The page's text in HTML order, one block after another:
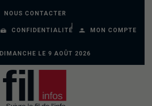
NOUS CONTACTER
CONFIDENTIALITÉ MON COMPTE
DIMANCHE LE 9 AOÛT 2026